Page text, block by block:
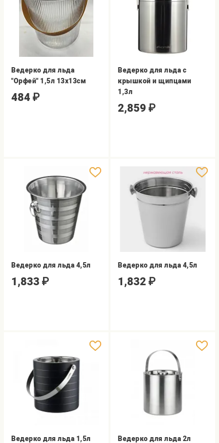
Ведерко для льда
"Орфей" 1,5л 13х13см
484 ₽
Ведерко для льда с
крышкой и щипцами
1,3л
2,859 ₽
Ведерко для льда 4,5л
1,833 ₽
Ведерко для льда 4,5л
1,832 ₽
Ведерко для льда 1,5л
Ведерко для льда 2л